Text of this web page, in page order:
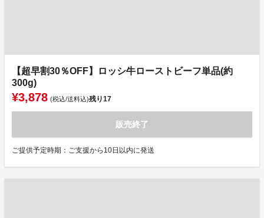
【超早割30％OFF】ロッシ牛ローストビーフ単品(約
300g)
¥3,878 (税込/送料込)残り17
販売終了
ご提供予定時期：ご支援から10日以内に発送